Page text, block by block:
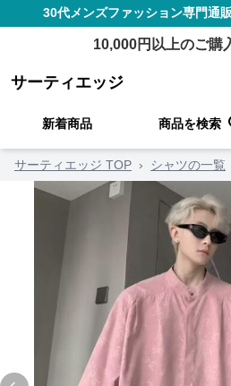
30代メンズファッション専門通
10,000円以上のご購
サーティエッジ
新着商品 商品を検索
サーティエッジ TOP › シャツの一覧